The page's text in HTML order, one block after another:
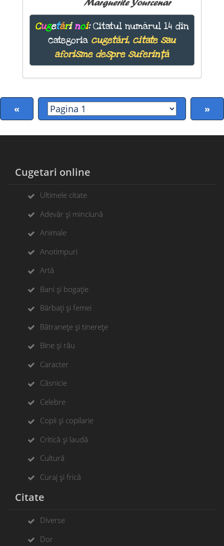
Cugetări noi:Citatul numărul 14 din
categoria cugetări, citate sau
aforisme despre suferință
« »
Cugetari online
Ultimele citate
Adevăr și minciună
Animale
Anotimpuri
Artă
Bani și bogație
Bărbați și femei
Bătranețe și tinerețe
Bine și rău
Caracter
Căsnicie
Celebre
Copii și copilarie
Critică și laudă
Cultură
Curaj și frică
Citate
Diverse
Dor